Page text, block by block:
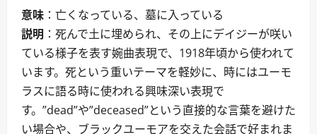
意味 ：亡くなっている、墓に入っている
説明 ：死んで土に埋められ、その上にデイジーが咲い
ている様子を表す婉曲表現で、1918年頃から使われて
います。死という重いテーマを軽妙に、時にはユーモ
ラスに語る時に使われる興味深い表現で
す。”dead”や”deceased”という直接的な言葉を避けた
い場合や、ブラックユーモアを交えた会話で好まれま